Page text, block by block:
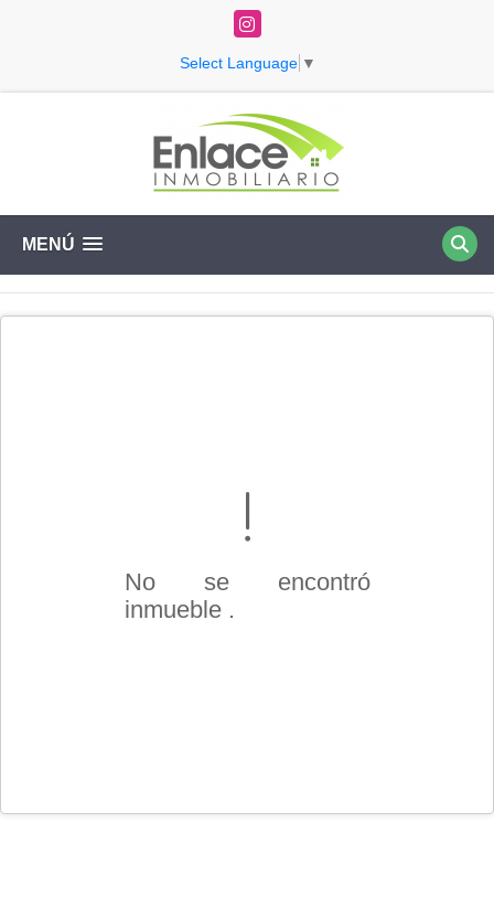
Instagram
Select Language ▼
MENÚ
No se encontró
inmueble .